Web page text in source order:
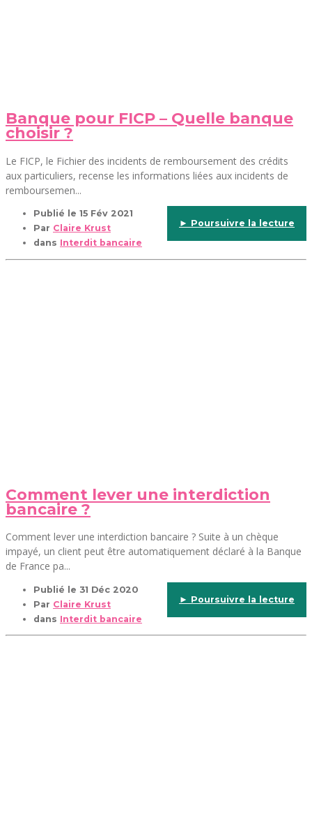
Banque pour FICP – Quelle banque
choisir ?
Le FICP, le Fichier des incidents de remboursement des crédits
aux particuliers, recense les informations liées aux incidents de
remboursemen...
Publié le 15 Fév 2021
Par Claire Krust
dans Interdit bancaire
► Poursuivre la lecture
Comment lever une interdiction
bancaire ?
Comment lever une interdiction bancaire ? Suite à un chèque
impayé, un client peut être automatiquement déclaré à la Banque
de France pa...
Publié le 31 Déc 2020
Par Claire Krust
dans Interdit bancaire
► Poursuivre la lecture